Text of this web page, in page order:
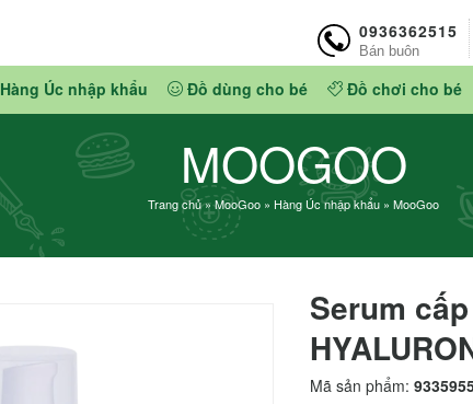
0936362515
Bán buôn
Hàng Úc nhập khẩu Đồ dùng cho bé Đồ chơi cho bé
MOOGOO
Trang chủ»MooGoo » Hàng Úc nhập khẩu » MooGoo
Serum
Mã sản phẩm: